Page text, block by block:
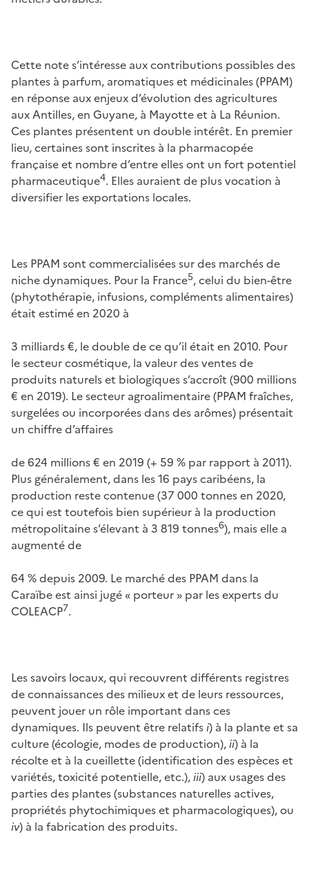
Cette note s’intéresse aux contributions possibles des
plantes à parfum, aromatiques et médicinales (PPAM)
en réponse aux enjeux d’évolution des agricultures
aux Antilles, en Guyane, à Mayotte et à La Réunion.
Ces plantes présentent un double intérêt. En premier
lieu, certaines sont inscrites à la pharmacopée
française et nombre d’entre elles ont un fort potentiel
pharmaceutique4. Elles auraient de plus vocation à
diversifier les exportations locales.
Les PPAM sont commercialisées sur des marchés de
niche dynamiques. Pour la France5, celui du bien-être
(phytothérapie, infusions, compléments alimentaires)
était estimé en 2020 à
3 milliards €, le double de ce qu’il était en 2010. Pour
le secteur cosmétique, la valeur des ventes de
produits naturels et biologiques s’accroît (900 millions
€ en 2019). Le secteur agroalimentaire (PPAM fraîches,
surgelées ou incorporées dans des arômes) présentait
un chiffre d’affaires
de 624 millions € en 2019 (+ 59 % par rapport à 2011).
Plus généralement, dans les 16 pays caribéens, la
production reste contenue (37 000 tonnes en 2020,
ce qui est toutefois bien supérieur à la production
métropolitaine s’élevant à 3 819 tonnes6), mais elle a
augmenté de
64 % depuis 2009. Le marché des PPAM dans la
Caraïbe est ainsi jugé « porteur » par les experts du
COLEACP7.
Les savoirs locaux, qui recouvrent différents registres
de connaissances des milieux et de leurs ressources,
peuvent jouer un rôle important dans ces
dynamiques. Ils peuvent être relatifsi) à la plante et sa
culture (écologie, modes de production),ii) à la
récolte et à la cueillette (identification des espèces et
variétés, toxicité potentielle, etc.),iii) aux usages des
parties des plantes (substances naturelles actives,
propriétés phytochimiques et pharmacologiques), ou
iv) à la fabrication des produits.